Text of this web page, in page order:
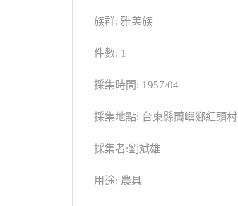
族群: 雅美族
件數: 1
採集時間: 1957/04
採集地點: 台東縣蘭嶼鄉紅頭村
採集者:劉斌雄
用途: 農具